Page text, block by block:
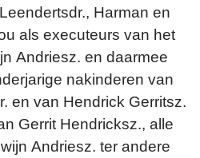
Harman en
als executeurs van het
Andriesz. en daarmee
nakinderen van
en van Hendrick Gerritsz.
Gerrit Hendricksz., alle
Andriesz. ter andere